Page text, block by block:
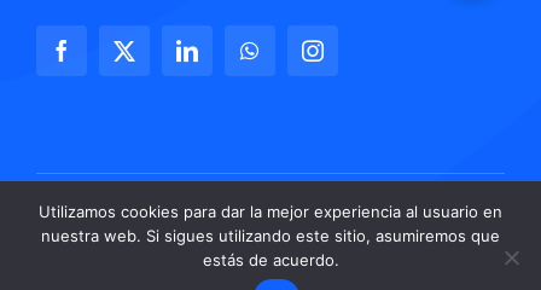
© Copyright 2026 | Adaptix Networks, S.A. de C.V.
Utilizamos cookies para dar la mejor experiencia al usuario en
nuestra web. Si sigues utilizando este sitio, asumiremos que
estás de acuerdo.